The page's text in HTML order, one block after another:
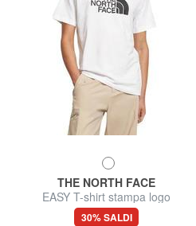
THE NORTH FACE
EASY T-shirt stampa logo
30% SALDI